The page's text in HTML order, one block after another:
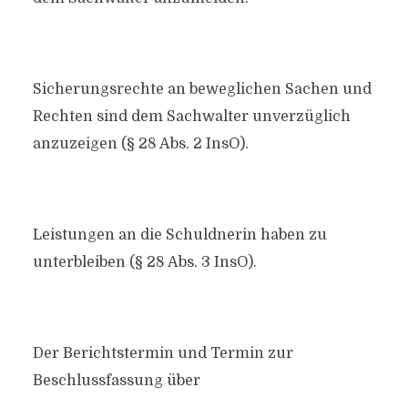
Sicherungsrechte an beweglichen Sachen und
Rechten sind dem Sachwalter unverzüglich
anzuzeigen (§ 28 Abs. 2 InsO).
Leistungen an die Schuldnerin haben zu
unterbleiben (§ 28 Abs. 3 InsO).
Der Berichtstermin und Termin zur
Beschlussfassung über